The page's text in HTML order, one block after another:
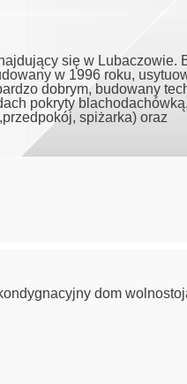
się w Lubaczowie.
w 1996 roku,
dobrym, budowany
pokryty
spiżarka) oraz
dom